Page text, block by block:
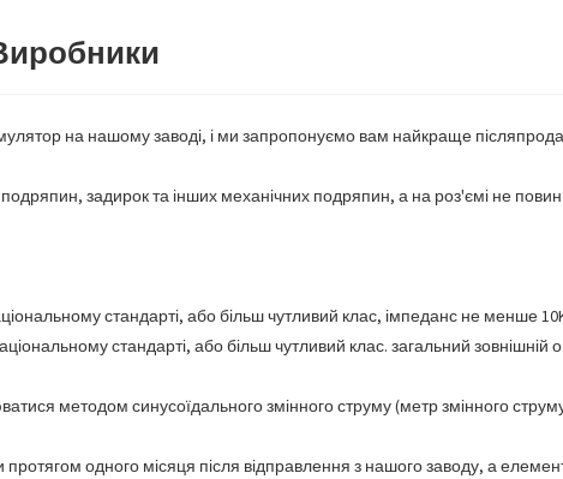
на нашому заводі, і ми запропонуємо вам найкраще
задирок та інших механічних подряпин, а на роз'ємі не
стандарті, або більш чутливий клас, імпеданс не менше
стандарті, або більш чутливий клас. загальний
методом синусоїдального змінного струму (метр змінного струму
одного місяця після відправлення з нашого заводу, а